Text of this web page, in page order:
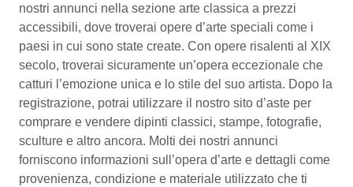
nostri annunci nella sezione arte classica a prezzi
accessibili, dove troverai opere d’arte speciali come i
paesi in cui sono state create. Con opere risalenti al XIX
secolo, troverai sicuramente un’opera eccezionale che
catturi l’emozione unica e lo stile del suo artista. Dopo la
registrazione, potrai utilizzare il nostro sito d’aste per
comprare e vendere dipinti classici, stampe, fotografie,
sculture e altro ancora. Molti dei nostri annunci
forniscono informazioni sull’opera d’arte e dettagli come
provenienza, condizione e materiale utilizzato che ti